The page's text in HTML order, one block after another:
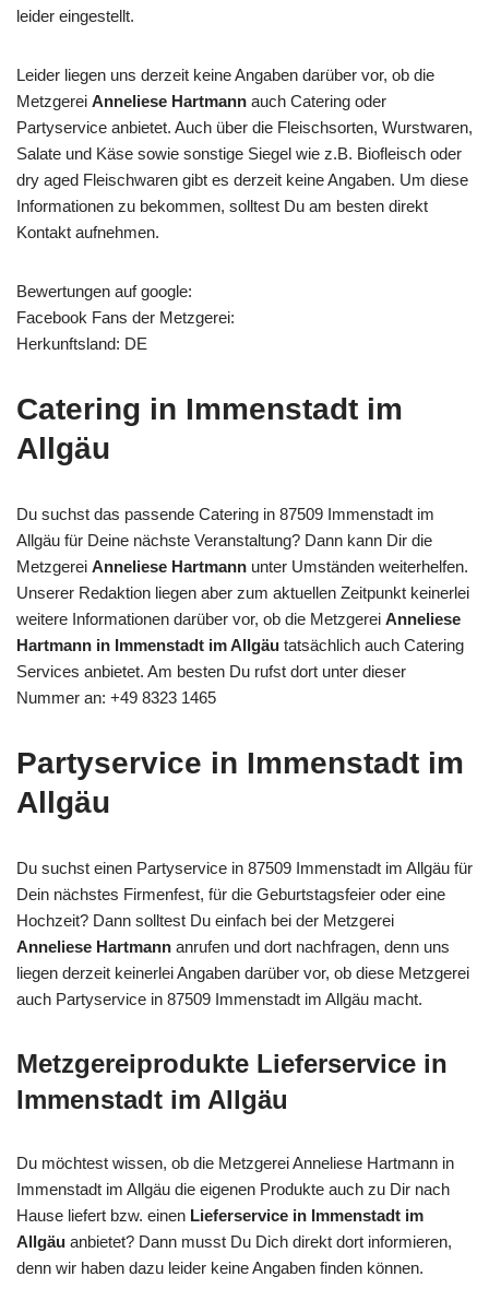
leider eingestellt.
Leider liegen uns derzeit keine Angaben darüber vor, ob die
Metzgerei Anneliese Hartmann auch Catering oder
Partyservice anbietet. Auch über die Fleischsorten, Wurstwaren,
Salate und Käse sowie sonstige Siegel wie z.B. Biofleisch oder
dry aged Fleischwaren gibt es derzeit keine Angaben. Um diese
Informationen zu bekommen, solltest Du am besten direkt
Kontakt aufnehmen.
Bewertungen auf google:
Facebook Fans der Metzgerei:
Herkunftsland: DE
Catering in Immenstadt im
Allgäu
Du suchst das passende Catering in 87509 Immenstadt im
Allgäu für Deine nächste Veranstaltung? Dann kann Dir die
Metzgerei Anneliese Hartmann unter Umständen weiterhelfen.
Unserer Redaktion liegen aber zum aktuellen Zeitpunkt keinerlei
weitere Informationen darüber vor, ob die Metzgerei Anneliese
Hartmann in Immenstadt im Allgäu tatsächlich auch Catering
Services anbietet. Am besten Du rufst dort unter dieser
Nummer an: +49 8323 1465
Partyservice in Immenstadt im
Allgäu
Du suchst einen Partyservice in 87509 Immenstadt im Allgäu für
Dein nächstes Firmenfest, für die Geburtstagsfeier oder eine
Hochzeit? Dann solltest Du einfach bei der Metzgerei
Anneliese Hartmann anrufen und dort nachfragen, denn uns
liegen derzeit keinerlei Angaben darüber vor, ob diese Metzgerei
auch Partyservice in 87509 Immenstadt im Allgäu macht.
Metzgereiprodukte Lieferservice in
Immenstadt im Allgäu
Du möchtest wissen, ob die Metzgerei Anneliese Hartmann in
Immenstadt im Allgäu die eigenen Produkte auch zu Dir nach
Hause liefert bzw. einen Lieferservice in Immenstadt im
Allgäu anbietet? Dann musst Du Dich direkt dort informieren,
denn wir haben dazu leider keine Angaben finden können.